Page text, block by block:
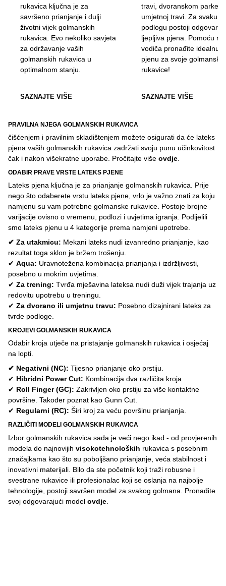
rukavica ključna je za
savršeno prianjanje i dulji
životni vijek golmanskih
rukavica. Evo nekoliko savjeta
za održavanje vaših
golmanskih rukavica u
optimalnom stanju.
SAZNAJTE VIŠE
travi, dvoranskom parketu
umjetnoj travi. Za svaku
podlogu postoji
ljepljiva pjena. Pomoću
vodiča pronađite idealnu
pjenu za svoje golmanske
rukavice!
SAZNAJTE VIŠE
PRAVILNA NJEGA GOLMANSKIH RUKAVICA
čišćenjem i pravilnim skladištenjem možete osigurati da će lateks
pjena vaših golmanskih rukavica zadržati svoju punu učinkovitost
čak i nakon višekratne uporabe. Pročitajte više ovdje
ODABIR PRAVE VRSTE LATEKS PJENE
Lateks pjena ključna je za prianjanje golmanskih rukavica. Prije
nego što odaberete vrstu lateks pjene, vrlo je važno znati za koju
namjenu su vam potrebne golmanske rukavice. Postoje brojne
varijacije ovisno o vremenu, podlozi i uvjetima igranja. Podijelili
smo lateks pjenu u 4 kategorije prema namjeni upotrebe.
✔ Za utakmicu: Mekani lateks nudi izvanredno prianjanje, kao
rezultat toga sklon je bržem trošenju.
✔ Aqua: Uravnotežena kombinacija prianjanja i izdržljivosti,
posebno u mokrim uvjetima.
✔ Za trening: Tvrđa mješavina lateksa nudi duži vijek trajanja uz
redovitu upotrebu u treningu.
✔ Za dvorano ili umjetnu travu: Posebno dizajnirani lateks za
tvrde podloge.
KROJEVI GOLMANSKIH RUKAVICA
Odabir kroja utječe na pristajanje golmanskih rukavica i osjećaj
na lopti.
✔ Negativni (NC): Tijesno prianjanje oko prstiju.
✔ Hibridni Power Cut: Kombinacija dva različita kroja.
✔ Roll Finger (GC): Zakrivljen oko prstiju za više kontaktne
površine. Također poznat kao Gunn Cut.
✔ Regularni (RC): Širi kroj za veću površinu prianjanja.
RAZLIČITI MODELI GOLMANSKIH RUKAVICA
Izbor golmanskih rukavica sada je veći nego ikad - od provjerenih
modela do najnovijih visokotehnoloških rukavica s posebnim
značajkama kao što su poboljšano prianjanje, veća stabilnost i
inovativni materijali. Bilo da ste početnik koji traži robusne i
svestrane rukavice ili profesionalac koji se oslanja na najbolje
tehnologije, postoji savršen model za svakog golmana. Pronađite
svoj odgovarajući model ovdje